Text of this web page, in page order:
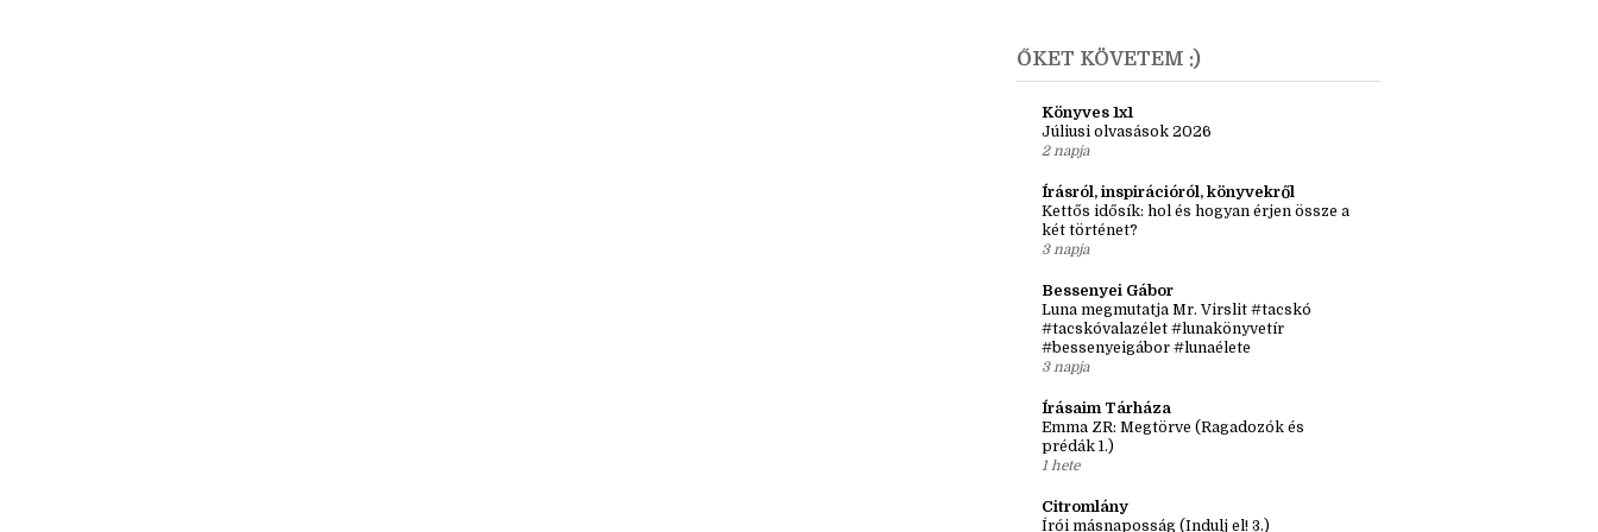
►június (1)
ŐKET KÖVETEM :)
Könyves 1x1
Júliusi olvasások 2026
2 napja
Kettős idősík: hol és hogyan érjen össze a
két történet?
3 napja
Bessenyei Gábor
#tacskóvalazélet #lunakönyvetír
#bessenyeigábor #lunaélete
3 napja
Emma ZR: Megtörve (Ragadozók és
prédák 1.)